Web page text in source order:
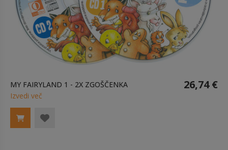
MY FAIRYLAND 1 - 2X ZGOŠČENKA 26,74 €
Izvedi več